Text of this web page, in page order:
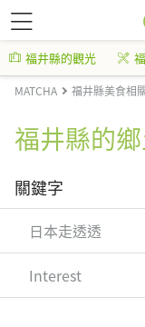
福井縣的觀光
MATCHA 福井縣美食相
福井縣的
關鍵字
日本走透透
Interest